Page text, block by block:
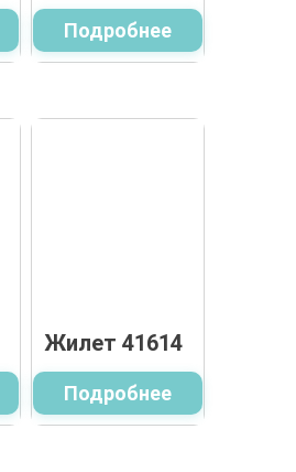
Подробнее
Жилет 41614
Подробнее